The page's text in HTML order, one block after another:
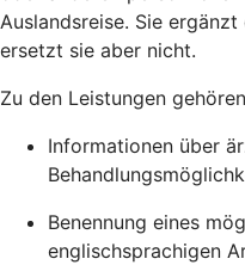
Auslandsreise. Sie
ersetzt sie aber nicht.
Zu den Leistungen
Informationen über
Benennung eines
englischsprachigen